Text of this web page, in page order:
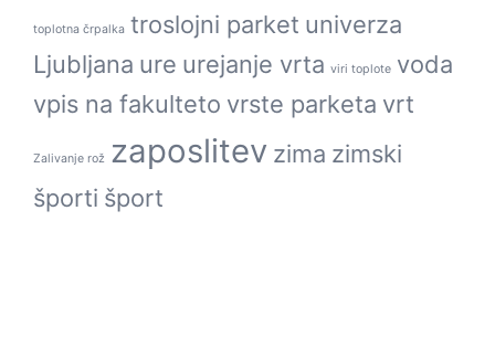
toplotna črpalka troslojni parket univerza
Ljubljana ure urejanje vrta viri toplote voda
vpis na fakulteto vrste parketa vrt
Zalivanje rož zaposlitev zima zimski
športi šport